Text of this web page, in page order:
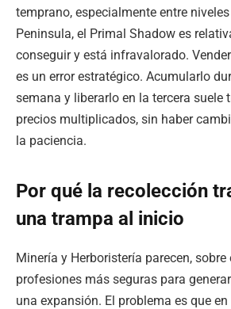
temprano, especialmente entre
Peninsula, el Primal Shadow es
conseguir y está infravalorado.
es un error estratégico. Acumularlo
semana y liberarlo en la tercera suele
precios multiplicados, sin haber
la paciencia.
Por qué la recolección
una trampa al inicio
Minería y Herboristería parecen, sobre
profesiones más seguras para
una expansión. El problema es que